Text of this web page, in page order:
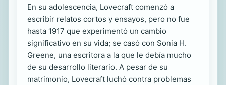
En su adolescencia, Lovecraft comenzó a
escribir relatos cortos y ensayos, pero no fue
hasta 1917 que experimentó un cambio
significativo en su vida; se casó con Sonia H.
Greene, una escritora a la que le debía mucho
de su desarrollo literario. A pesar de su
matrimonio, Lovecraft luchó contra problemas